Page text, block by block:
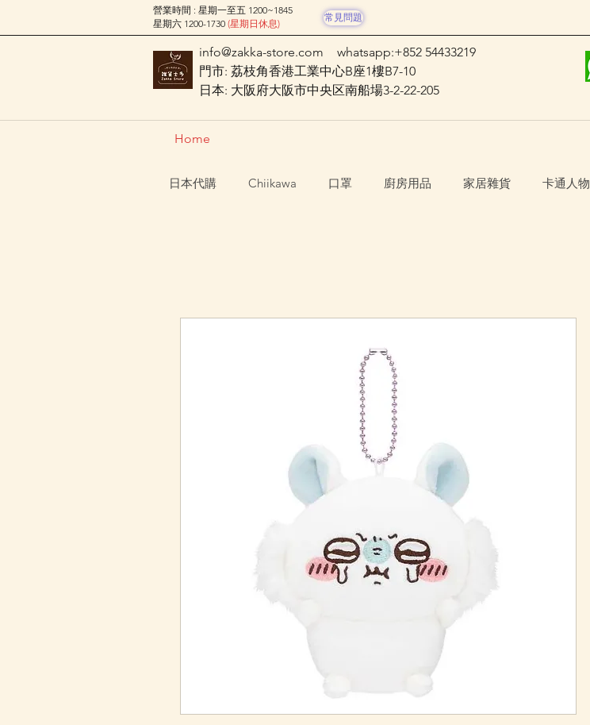
營業時間 : 星期一至五 1200~1845
星期六 1200-1730 (星期日休息)
常見問題
info@zakka-store.com
whatsapp:+852 54433219
門市: 荔枝角香港工業中心B座1樓B7-10
日本: 大阪府大阪市中央区南船場3-2-22-205
Home
日本代購 Chiikawa 口罩 廚房用品 家居雜貨 卡通人物